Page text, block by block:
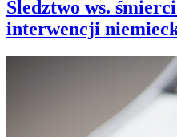
Śledztwo ws.
interwencji